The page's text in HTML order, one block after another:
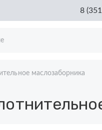
8
маслозаборника